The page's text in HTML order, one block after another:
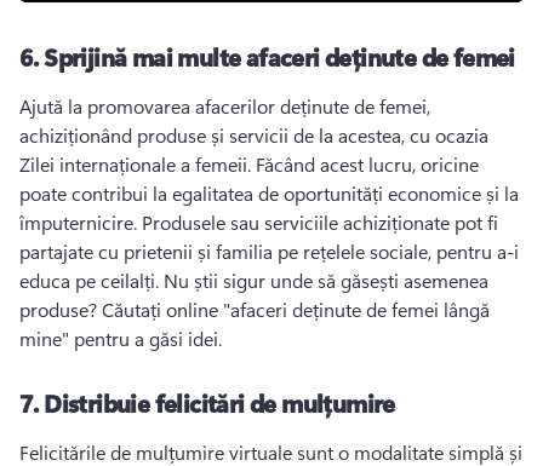
6.Sprijină mai multe afaceri deținute de femei
Ajută la promovarea afacerilor deținute de femei,
achiziționând produse și servicii de la acestea, cu ocazia
Zilei internaționale a femeii. Făcând acest lucru, oricine
poate contribui la egalitatea de oportunități economice și la
împuternicire. Produsele sau serviciile achiziționate pot fi
partajate cu prietenii și familia pe rețelele sociale, pentru a-i
educa pe ceilalți. Nu știi sigur unde să găsești asemenea
produse? Căutați online "afaceri deținute de femei lângă
mine" pentru a găsi idei.
7.Distribuie felicitări de mulțumire
Felicitările de mulțumire virtuale sunt o modalitate simplă și